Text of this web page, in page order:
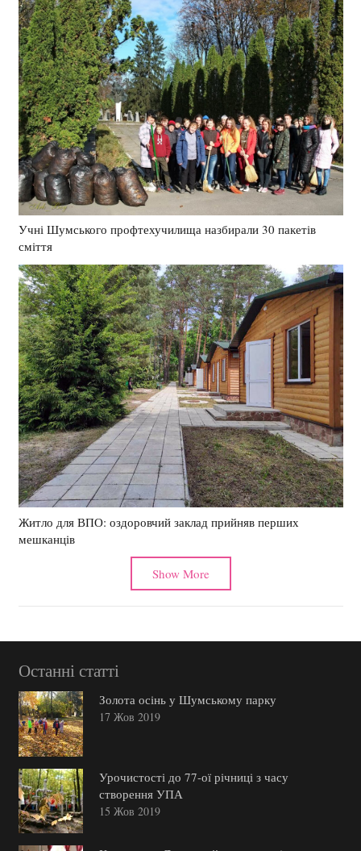
Учні Шумського профтехучилища назбирали 30 пакетів
сміття
Житло для ВПО: оздоровчий заклад прийняв перших
мешканців
Show More
Останні статті
Золота осінь у Шумському парку
17 Жов 2019
Урочистості до 77-ої річниці з часу
створення УПА
15 Жов 2019